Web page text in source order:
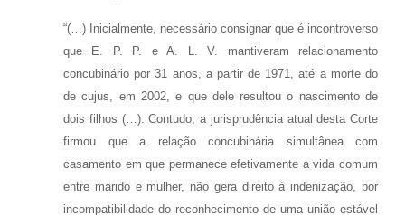
“(…) Inicialmente, necessário consignar que é incontroverso
que E. P. P. e A. L. V. mantiveram relacionamento
concubinário por 31 anos, a partir de 1971, até a morte do
de cujus, em 2002, e que dele resultou o nascimento de
dois filhos (…). Contudo, a jurisprudência atual desta Corte
firmou que a relação concubinária simultânea com
casamento em que permanece efetivamente a vida comum
entre marido e mulher, não gera direito à indenização, por
incompatibilidade do reconhecimento de uma união estável